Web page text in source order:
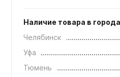
Наличие товара в
Челябинск
Уфа
Тюмень